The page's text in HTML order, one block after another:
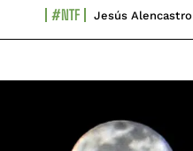
#NTF Jesús Alencastro